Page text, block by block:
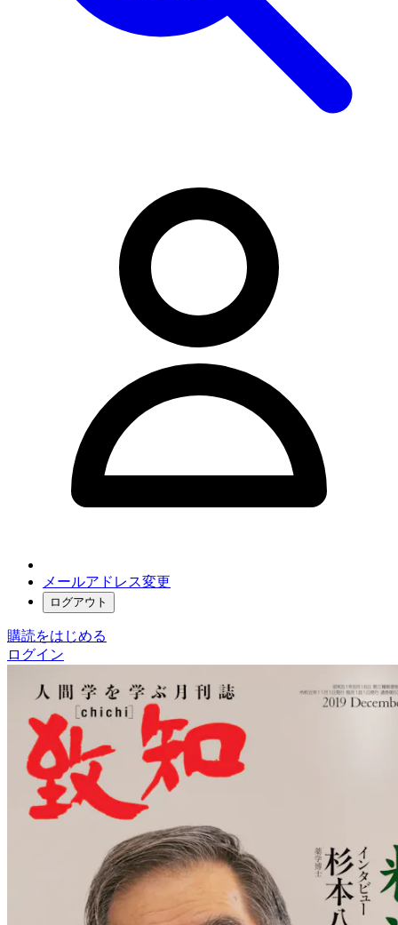
メールアドレス変更
ログアウト
購読をはじめる
ログイン